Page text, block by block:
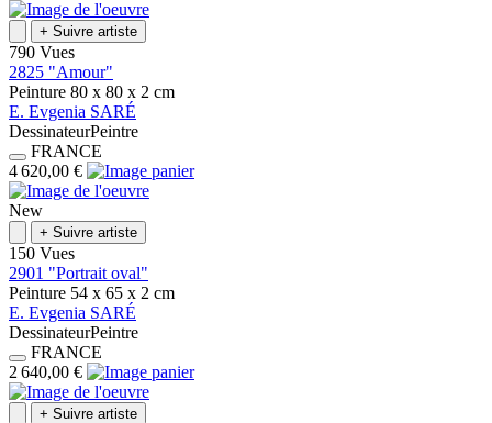
+ Suivre artiste
790 Vues
2825 "Amour"
Peinture 80 x 80 x 2 cm
E. Evgenia SARÉ
DessinateurPeintre
FRANCE
4 620,00 €
New
+ Suivre artiste
150 Vues
2901 "Portrait oval"
Peinture 54 x 65 x 2 cm
E. Evgenia SARÉ
DessinateurPeintre
FRANCE
2 640,00 €
+ Suivre artiste